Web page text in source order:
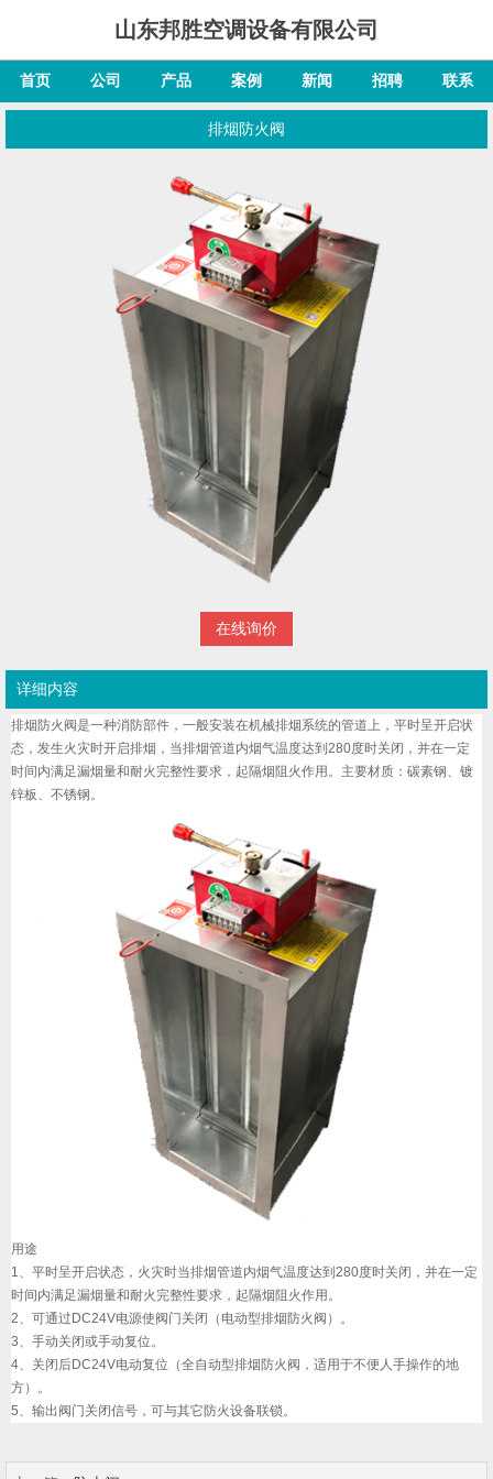
山东邦胜空调设备有限公司
首页 公司 产品 案例 新闻 招聘 联系
排烟防火阀
在线询价
详细内容
排烟防火阀是一种消防部件，一般安装在机械排烟系统的管道上，平时呈开启状
态，发生火灾时开启排烟，当排烟管道内烟气温度达到280度时关闭，并在一定
时间内满足漏烟量和耐火完整性要求，起隔烟阻火作用。主要材质：碳素钢、镀
锌板、不锈钢。
用途
1、平时呈开启状态，火灾时当排烟管道内烟气温度达到280度时关闭，并在一定
时间内满足漏烟量和耐火完整性要求，起隔烟阻火作用。
2、可通过DC24V电源使阀门关闭（电动型排烟防火阀）。
3、手动关闭或手动复位。
4、关闭后DC24V电动复位（全自动型排烟防火阀，适用于不便人手操作的地
方）。
5、输出阀门关闭信号，可与其它防火设备联锁。